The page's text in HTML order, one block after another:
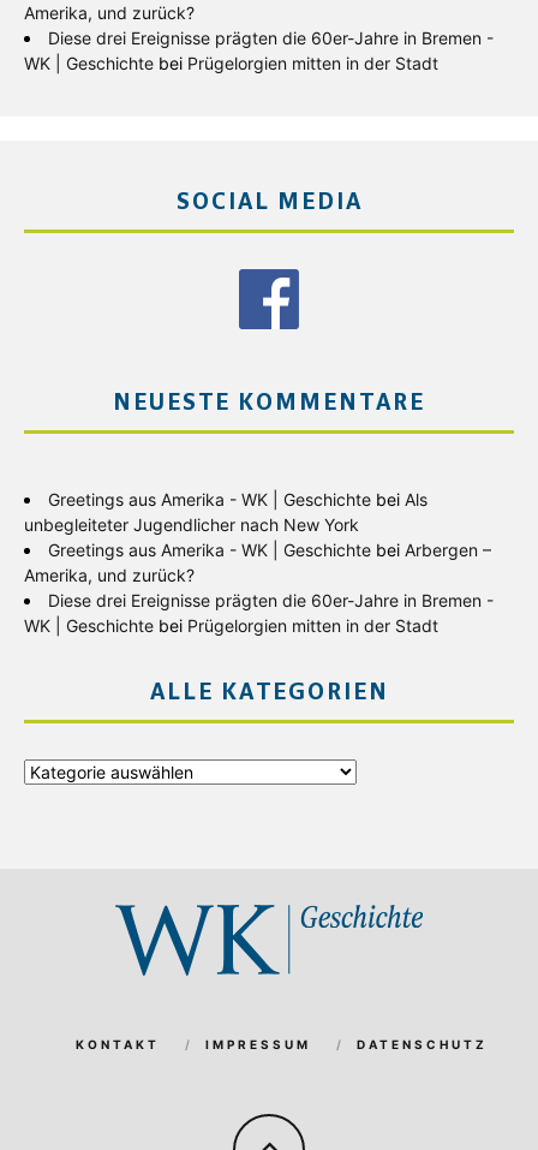
Amerika, und zurück?
Diese drei Ereignisse prägten die 60er-Jahre in Bremen -
WK | Geschichte bei Prügelorgien mitten in der Stadt
SOCIAL MEDIA
NEUESTE KOMMENTARE
Greetings aus Amerika - WK | Geschichte bei Als
unbegleiteter Jugendlicher nach New York
Greetings aus Amerika - WK | Geschichte bei Arbergen –
Amerika, und zurück?
Diese drei Ereignisse prägten die 60er-Jahre in Bremen -
WK | Geschichte bei Prügelorgien mitten in der Stadt
ALLE KATEGORIEN
Alle
KONTAKT IMPRESSUM DATENSCHUTZ